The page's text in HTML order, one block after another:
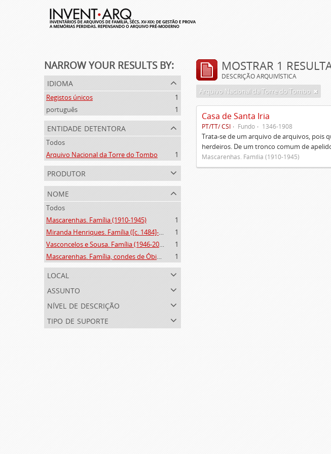
NARROW YOUR RESULTS BY:
idioma
Registos únicos
1
português
1
entidade detentora
Todos
Arquivo Nacional da Torre do Tombo
1
produtor
nome
Todos
Mascarenhas. Família (1910-1945)
1
Miranda Henriques. Família ([c. 1484]-[c.1745])
1
Vasconcelos e Sousa. Família (1946-2006)
1
Mascarenhas. Família, condes de Óbidos, Palma e Sabugal (1669-1910)
1
local
assunto
nível de descrição
tipo de suporte
MOSTRAR 1
DESCRIÇÃO ARQUIVÍSTICA
Arquivo Nacional da Torre do Tombo
Casa de Santa Iria
PT/TT/ CSI Fundo 1346-1908
Trata-se de um arquivo de arquivos, pois
herdeiros. De um tronco comum de
Mascarenhas. Família (1910-1945)